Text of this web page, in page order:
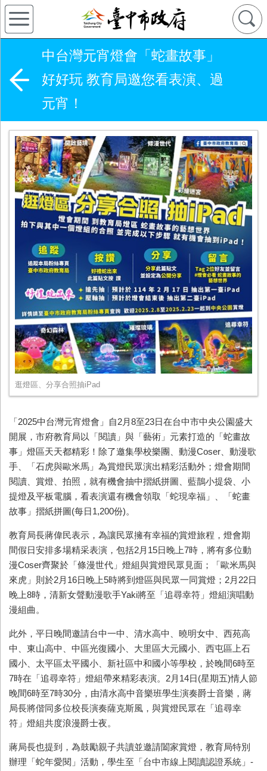
中台灣元宵燈會「蛇畫故事」
好好玩 教育局邀您看表演、過
元宵！
逛燈區、分享合照抽iPad
「2025中台灣元宵燈會」自2月8至23日在台中市中央公園盛大
開展，市府教育局以「閱讀」與「藝術」元素打造的「蛇畫故
事」燈區天天都精彩！除了邀集學校樂團、動漫Coser、動漫歌
手、「石虎與歐米馬」為賞燈民眾演出精彩活動外；燈會期間
閱讀、賞燈、拍照，就有機會抽中摺紙拼圖、藍鵲小提袋、小
提燈及平板電腦，看表演還有機會領取「蛇現幸福」、「蛇畫
故事」摺紙拼圖(每日1,200份)。
教育局長蔣偉民表示，為讓民眾擁有幸福的賞燈旅程，燈會期
間假日安排多場精采表演，包括2月15日晚上7時，將有多位動
漫Coser齊聚於「條漫世代」燈組與賞燈民眾見面；「歐米馬與
來虎」則於2月16日晚上5時將到燈區與民眾一同賞燈；2月22日
晚上8時，清新女聲動漫歌手Yaki將至「追尋幸符」燈組演唱動
漫組曲。
此外，平日晚間邀請台中一中、清水高中、曉明女中、西苑高
中、東山高中、中區光復國小、大里區大元國小、西屯區上石
國小、太平區太平國小、新社區中和國小等學校，於晚間6時至
7時在「追尋幸符」燈組帶來精彩表演。2月14日(星期五)情人節
晚間6時至7時30分，由清水高中音樂班學生演奏爵士音樂，蔣
局長將偕同多位校長演奏薩克斯風，與賞燈民眾在「追尋幸
符」燈組共度浪漫爵士夜。
蔣局長也提到，為鼓勵親子共讀並邀請闔家賞燈，教育局特別
辦理「蛇年愛閱」活動，學生至「台中市線上閱讀認證系統」-